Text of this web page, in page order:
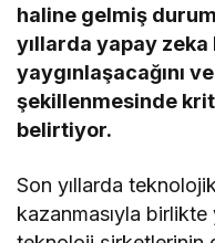
haline gelmiş
yıllarda yapay zeka
yaygınlaşacağını
şekillenmesinde
belirtiyor.
Son yıllarda
kazanmasıyla